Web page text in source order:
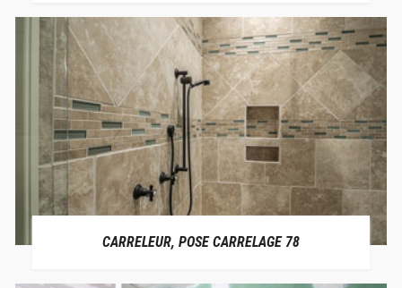
CARRELEUR, POSE CARRELAGE 78